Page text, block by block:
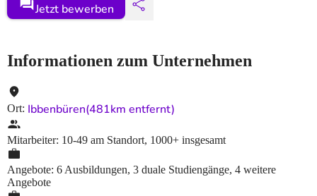
Jetzt bewerben
Informationen zum Unternehmen
Ort: Ibbenbüren(481km entfernt)
Mitarbeiter: 10-49 am Standort, 1000+ insgesamt
Angebote: 6 Ausbildungen, 3 duale Studiengänge, 4 weitere
Angebote